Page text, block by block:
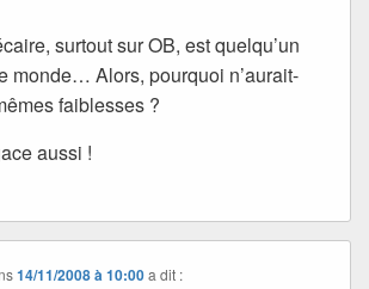
surtout sur OB, est quelqu’un
monde… Alors, pourquoi n’aurait-
faiblesses ?
aussi !
14/11/2008 à 10:00 a dit :